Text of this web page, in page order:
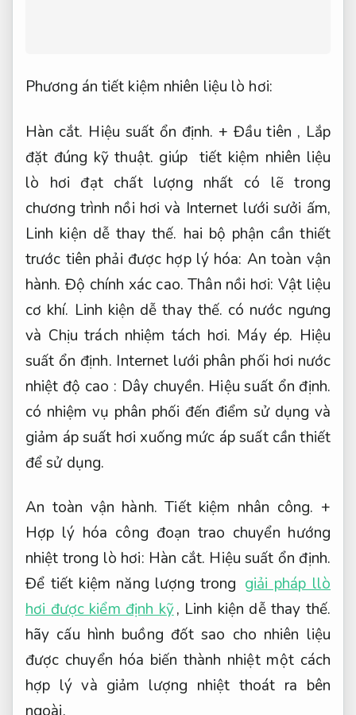
Phương án tiết kiệm nhiên liệu lò hơi:
Hàn cắt. Hiệu suất ổn định. + Đầu tiên , Lắp
đặt đúng kỹ thuật. giúp tiết kiệm nhiên liệu
lò hơi đạt chất lượng nhất có lẽ trong
chương trình nồi hơi và Internet lưới sưởi ấm,
Linh kiện dễ thay thế. hai bộ phận cần thiết
trước tiên phải được hợp lý hóa: An toàn vận
hành. Độ chính xác cao. Thân nồi hơi: Vật liệu
cơ khí. Linh kiện dễ thay thế. có nước ngưng
và Chịu trách nhiệm tách hơi. Máy ép. Hiệu
suất ổn định. Internet lưới phân phối hơi nước
nhiệt độ cao : Dây chuyền. Hiệu suất ổn định.
có nhiệm vụ phân phối đến điểm sử dụng và
giảm áp suất hơi xuống mức áp suất cần thiết
để sử dụng.
An toàn vận hành. Tiết kiệm nhân công. +
Hợp lý hóa công đoạn trao chuyển hướng
nhiệt trong lò hơi: Hàn cắt. Hiệu suất ổn định.
Để tiết kiệm năng lượng trong giải pháp llò
hơi được kiểm định kỹ, Linh kiện dễ thay thế.
hãy cấu hình buồng đốt sao cho nhiên liệu
được chuyển hóa biến thành nhiệt một cách
hợp lý và giảm lượng nhiệt thoát ra bên